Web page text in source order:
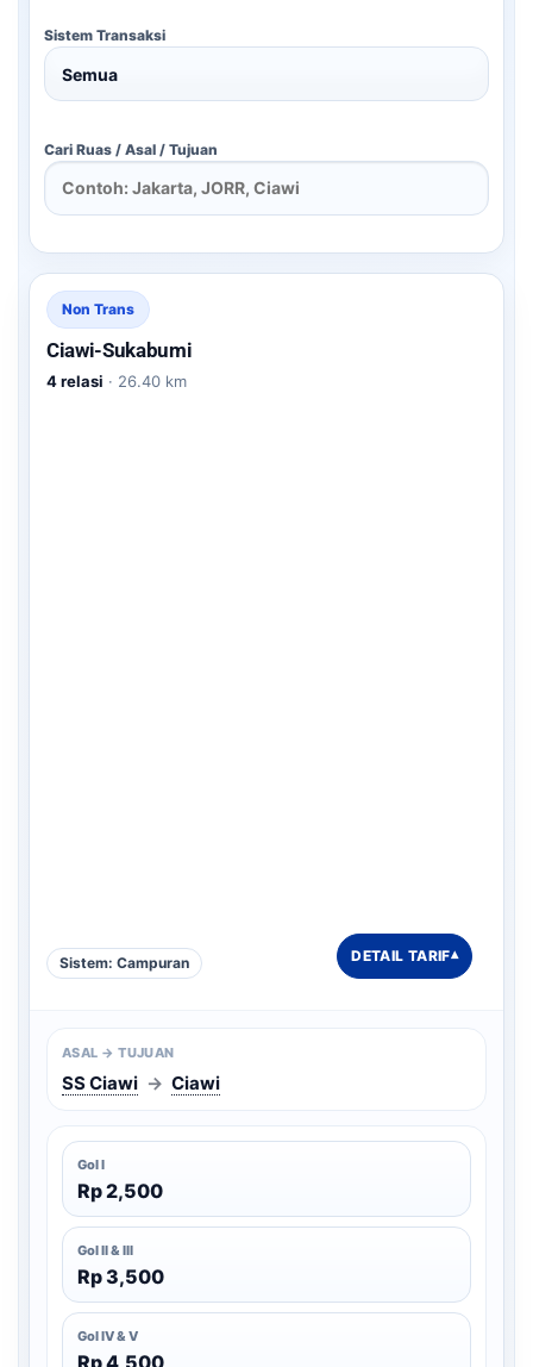
Sistem Transaksi
Cari Ruas / Asal / Tujuan
Non Trans
Ciawi-Sukabumi
4 relasi · 26.40 km
Sistem: Campuran DETAIL TARIF▾
ASAL → TUJUAN
SS Ciawi → Ciawi
Gol I
Rp 2,500
Gol II & III
Rp 3,500
Gol IV & V